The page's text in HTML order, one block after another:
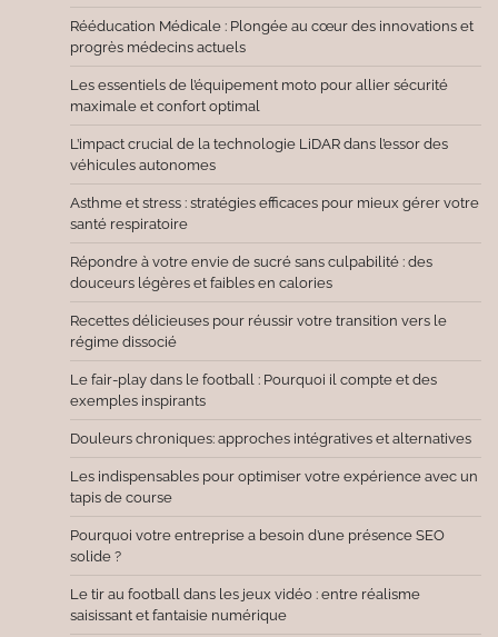
Rééducation Médicale : Plongée au cœur des innovations et
progrès médecins actuels
Les essentiels de l’équipement moto pour allier sécurité
maximale et confort optimal
L’impact crucial de la technologie LiDAR dans l’essor des
véhicules autonomes
Asthme et stress : stratégies efficaces pour mieux gérer votre
santé respiratoire
Répondre à votre envie de sucré sans culpabilité : des
douceurs légères et faibles en calories
Recettes délicieuses pour réussir votre transition vers le
régime dissocié
Le fair-play dans le football : Pourquoi il compte et des
exemples inspirants
Douleurs chroniques: approches intégratives et alternatives
Les indispensables pour optimiser votre expérience avec un
tapis de course
Pourquoi votre entreprise a besoin d’une présence SEO
solide ?
Le tir au football dans les jeux vidéo : entre réalisme
saisissant et fantaisie numérique